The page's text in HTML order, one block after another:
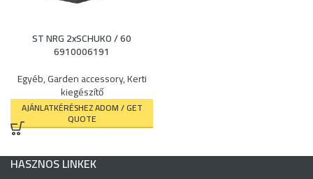
ST NRG 2xSCHUKO / 60
6910006191
Egyéb,Garden accessory,Kerti
kiegészítő
AJÁNLATKÉRÉSHEZ ADOM / GET
QUOTE
HASZNOS LINKEK